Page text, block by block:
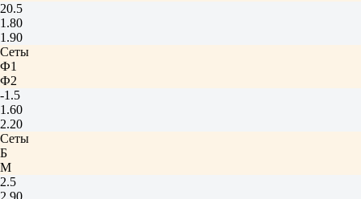
20.5
1.80
1.90
Сеты
Ф1
Ф2
-1.5
1.60
2.20
Сеты
Б
М
2.5
2.90